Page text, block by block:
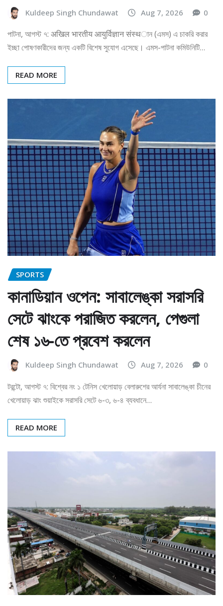
Kuldeep Singh Chundawat Aug 7, 2026 0
পাটনা, আগস্ট ৭: अखिल भारतीय आयुर्विज्ञान संस्थান (এমস) এ চাকরি করার
ইচ্ছা পোষণকারীদের জন্য একটি বিশেষ সুযোগ এসেছে। এমস-পাটনা কমিউনিটি…
READ MORE
SPORTS
কানাডিয়ান ওপেন: সাবালেঙ্কা সরাসরি
সেটে ঝাংকে পরাজিত করলেন, পেগুলা
শেষ ১৬-তে প্রবেশ করলেন
Kuldeep Singh Chundawat Aug 7, 2026 0
টরন্টো, আগস্ট ৭: বিশ্বের নং ১ টেনিস খেলোয়াড় বেলারুশের আর্যনা সাবালেঙ্কা চীনের
খেলোয়াড় ঝাং শুয়াইকে সরাসরি সেটে ৬-৩, ৬-৪ ব্যবধানে…
READ MORE